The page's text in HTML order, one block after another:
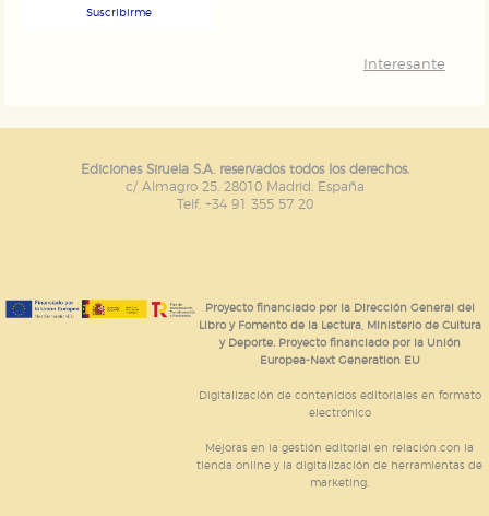
Suscribirme
Interesante
Ediciones Siruela S.A. reservados todos los derechos.
c/ Almagro 25. 28010 Madrid. España
Telf. +34 91 355 57 20
Proyecto financiado por la Dirección General del
Libro y Fomento de la Lectura, Ministerio de Cultura
y Deporte. Proyecto financiado por la Unión
Europea-Next Generation EU
Digitalización de contenidos editoriales en formato
electrónico
Mejoras en la gestión editorial en relación con la
tienda online y la digitalización de herramientas de
marketing.